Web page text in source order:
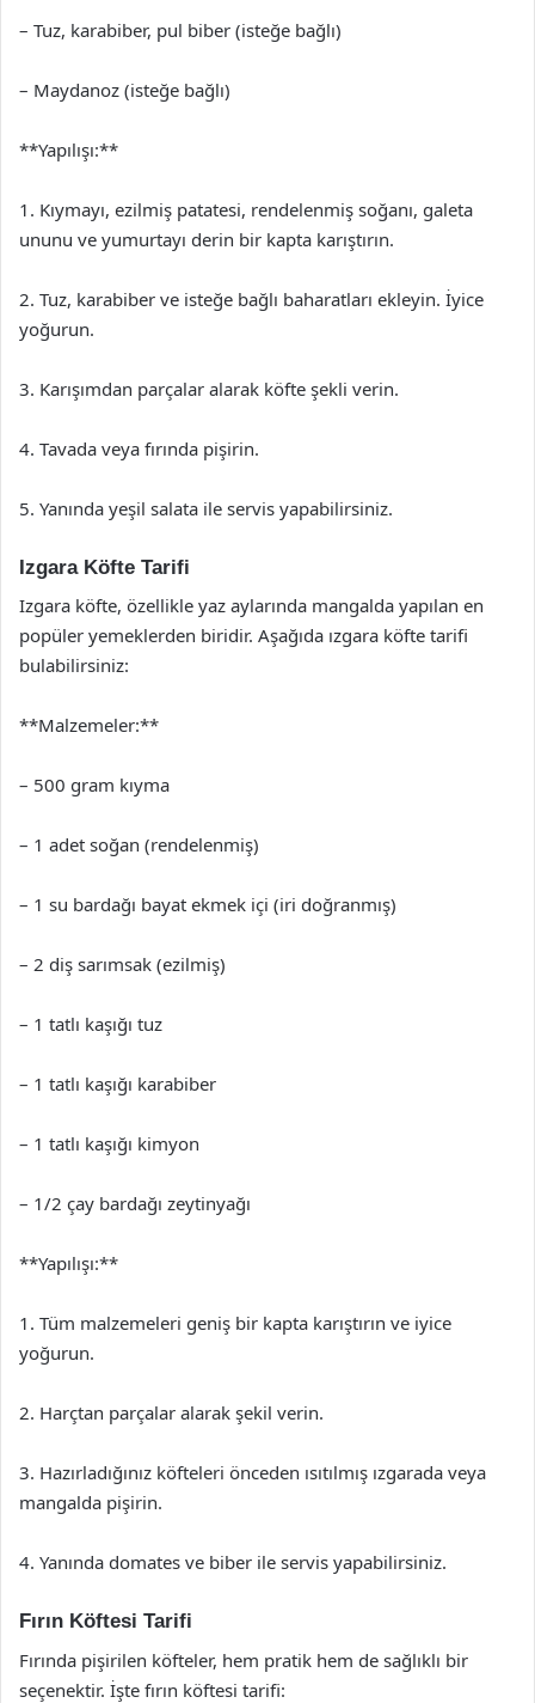
– Tuz, karabiber, pul biber (isteğe bağlı)
– Maydanoz (isteğe bağlı)
**Yapılışı:**
1. Kıymayı, ezilmiş patatesi, rendelenmiş soğanı, galeta
ununu ve yumurtayı derin bir kapta karıştırın.
2. Tuz, karabiber ve isteğe bağlı baharatları ekleyin. İyice
yoğurun.
3. Karışımdan parçalar alarak köfte şekli verin.
4. Tavada veya fırında pişirin.
5. Yanında yeşil salata ile servis yapabilirsiniz.
Izgara Köfte Tarifi
Izgara köfte, özellikle yaz aylarında mangalda yapılan en
popüler yemeklerden biridir. Aşağıda ızgara köfte tarifi
bulabilirsiniz:
**Malzemeler:**
– 500 gram kıyma
– 1 adet soğan (rendelenmiş)
– 1 su bardağı bayat ekmek içi (iri doğranmış)
– 2 diş sarımsak (ezilmiş)
– 1 tatlı kaşığı tuz
– 1 tatlı kaşığı karabiber
– 1 tatlı kaşığı kimyon
– 1/2 çay bardağı zeytinyağı
**Yapılışı:**
1. Tüm malzemeleri geniş bir kapta karıştırın ve iyice
yoğurun.
2. Harçtan parçalar alarak şekil verin.
3. Hazırladığınız köfteleri önceden ısıtılmış ızgarada veya
mangalda pişirin.
4. Yanında domates ve biber ile servis yapabilirsiniz.
Fırın Köftesi Tarifi
Fırında pişirilen köfteler, hem pratik hem de sağlıklı bir
seçenektir. İşte fırın köftesi tarifi: